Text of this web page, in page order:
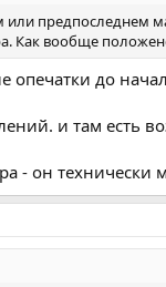
или предпоследнем
Как вообще
опечатки до
и там есть
- он технически